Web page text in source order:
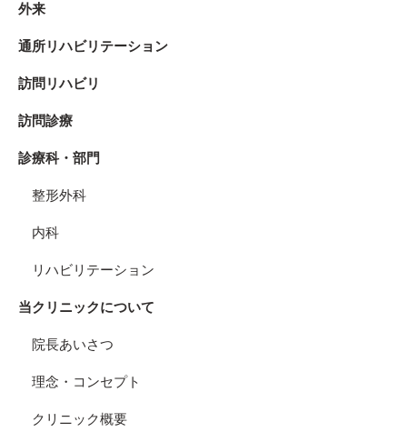
外来
通所リハビリテーション
訪問リハビリ
訪問診療
診療科・部門
整形外科
内科
リハビリテーション
当クリニックについて
院長あいさつ
理念・コンセプト
クリニック概要